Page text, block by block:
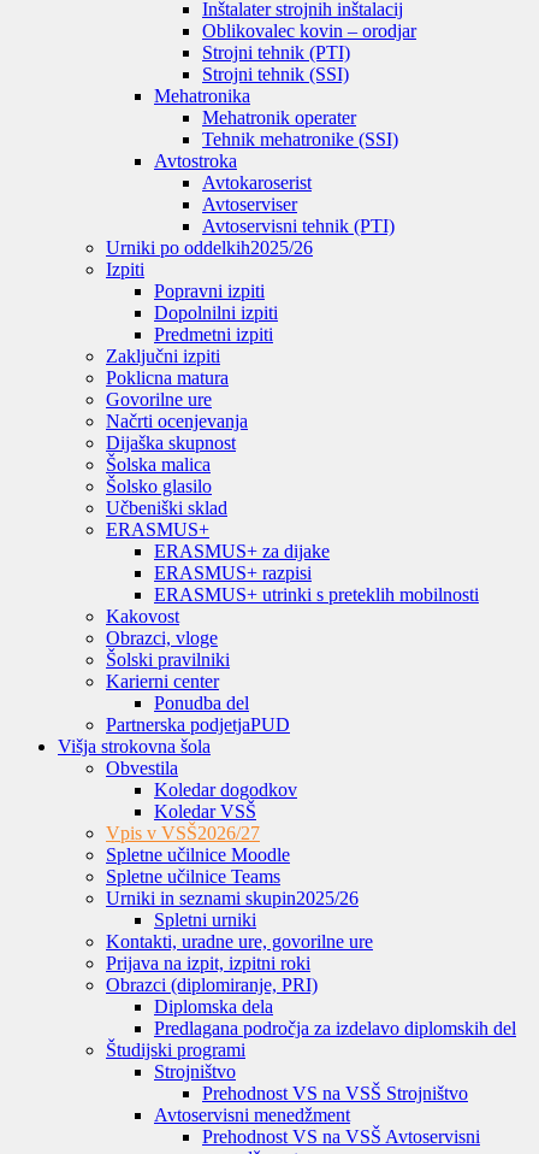
Inštalater strojnih inštalacij
Oblikovalec kovin – orodjar
Strojni tehnik (PTI)
Strojni tehnik (SSI)
Mehatronika
Mehatronik operater
Tehnik mehatronike (SSI)
Avtostroka
Avtokaroserist
Avtoserviser
Avtoservisni tehnik (PTI)
Urniki po oddelkih2025/26
Izpiti
Popravni izpiti
Dopolnilni izpiti
Predmetni izpiti
Zaključni izpiti
Poklicna matura
Govorilne ure
Načrti ocenjevanja
Dijaška skupnost
Šolska malica
Šolsko glasilo
Učbeniški sklad
ERASMUS+
ERASMUS+ za dijake
ERASMUS+ razpisi
ERASMUS+ utrinki s preteklih mobilnosti
Kakovost
Obrazci, vloge
Šolski pravilniki
Karierni center
Ponudba del
Partnerska podjetjaPUD
Višja strokovna šola
Obvestila
Koledar dogodkov
Koledar VSŠ
Vpis v VSŠ2026/27
Spletne učilnice Moodle
Spletne učilnice Teams
Urniki in seznami skupin2025/26
Spletni urniki
Kontakti, uradne ure, govorilne ure
Prijava na izpit, izpitni roki
Obrazci (diplomiranje, PRI)
Diplomska dela
Predlagana področja za izdelavo diplomskih del
Študijski programi
Strojništvo
Prehodnost VS na VSŠ Strojništvo
Avtoservisni menedžment
Prehodnost VS na VSŠ Avtoservisni